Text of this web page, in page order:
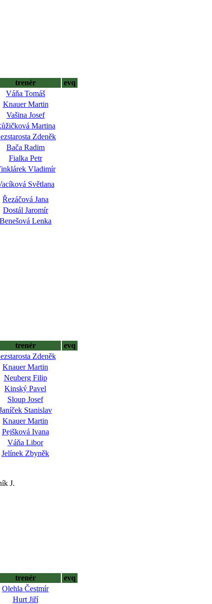
trenér
evq
Váňa Tomáš
Knauer Martin
Vašina Josef
Martina
Zdeněk
Bača Radim
Fialka Petr
Vladimír
Světlana
Řezáčová Jana
Dostál Jaromír
Benešová Lenka
trenér
evq
Zdeněk
Knauer Martin
Neuberg Filip
Kinský Pavel
Sloup Josef
Stanislav
Knauer Martin
Pejšková Ivana
Váňa Libor
Jelínek Zbyněk
J.
trenér
evq
Olehla Čestmír
Hurt Jiří